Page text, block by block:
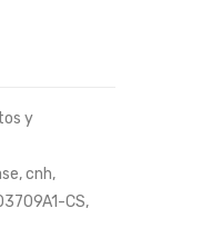
L34631,
51063,CRUZ
y
,cnh,
CS,